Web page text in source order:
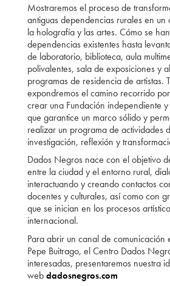
Mostraremos el proceso de
antiguas dependencias rurales en
la holografía y las artes. Cómo se
dependencias existentes hasta
de laboratorio, biblioteca, aula
polivalentes, sala de exposiciones y
programas de residencia de artistas.
expondremos el camino recorrido
crear una Fundación independiente
que garantice un marco sólido y
realizar un programa de actividades
investigación, reflexión y
Dados Negros nace con el objetivo
entre la ciudad y el entorno rural,
interactuando y creando contactos
docentes y culturales, así como con
que se inician en los procesos
internacional.
Para abrir un canal de comunicación
Pepe Buitrago, el Centro Dados
interesadas, presentaremos nuestra
web dadosnegros.com